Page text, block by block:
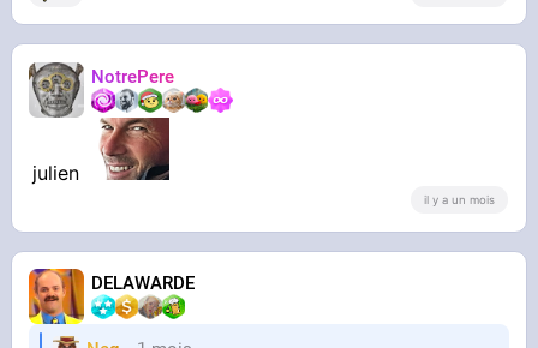
NotrePere
julien
il y a un mois
DELAWARDE